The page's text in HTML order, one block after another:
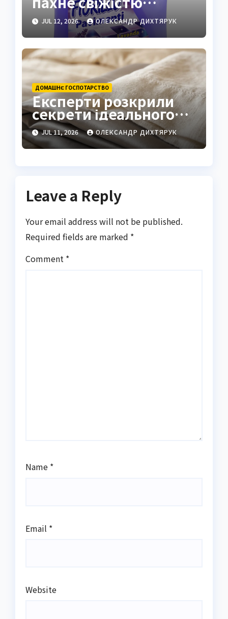
годинами
JUL 12, 2026 ОЛЕКСАНДР ДИХТЯРУК
ДОМАШНЄ ГОСПОТАРСТВО
Експерти розкрили
секрети ідеального
прання постільної
білизни
JUL 11, 2026 ОЛЕКСАНДР ДИХТЯРУК
Leave a Reply
Your email address will not be published.
Required fields are marked *
Comment *
Name *
Email *
Website